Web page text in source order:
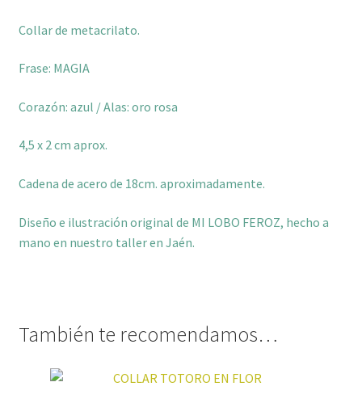
Collar de metacrilato.
Frase: MAGIA
Corazón: azul / Alas: oro rosa
4,5 x 2 cm aprox.
Cadena de acero de 18cm. aproximadamente.
Diseño e ilustración original de MI LOBO FEROZ, hecho a
mano en nuestro taller en Jaén.
También te recomendamos…